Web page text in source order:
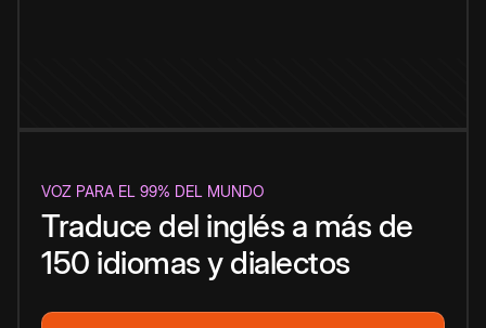
VOZ PARA EL 99% DEL MUNDO
Traduce del inglés a más de
150 idiomas y dialectos